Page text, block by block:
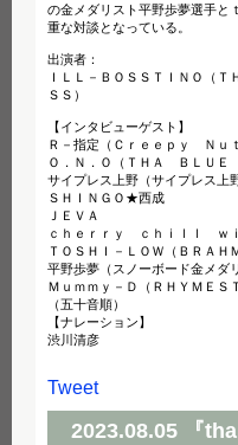
の金メダリスト平野歩夢選手
重な対談となっている。
出演者：
ＩＬＬ－ＢＯＳＳＴＩＮＯ（
ＳＳ）
【インタビューゲスト】
Ｒ－指定（Ｃｒｅｅｐｙ Ｎｕ
Ｏ．Ｎ．Ｏ（ＴＨＡ ＢＬＵ
サイプレス上野（サイプレス上
ＳＨＩＮＧＯ★西成
ＪＥＶＡ
ｃｈｅｒｒｙ ｃｈｉｌｌ ｗ
ＴＯＳＨＩ－ＬＯＷ（ＢＲＡ
平野歩夢（スノーボード金メダ
Ｍｕｍｍｙ－Ｄ（ＲＨＹＭＥＳ
（五十音順）
【ナレーション】
渋川清彦
Tweet
2023.08.05 『